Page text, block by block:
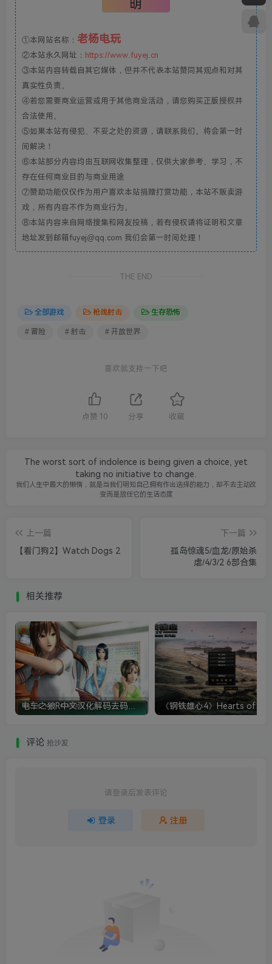
明
①本网站名称： 老杨电玩
②本站永久网址： https://www.fuyej.cn
③本站内容转载自其它媒体，但并不代表本站赞同其观点和对其
真实性负责。
④若您需要商业运营或用于其他商业活动，请您购买正版授权并
合法使用。
⑤如果本站有侵犯、不妥之处的资源，请联系我们。将会第一时
间解决！
⑥本站部分内容均由互联网收集整理，仅供大家参考、学习，不
存在任何商业目的与商业用途
⑦赞助功能仅仅作为用户喜欢本站捐赠打赏功能，本站不贩卖游
戏，所有内容不作为商业行为。
⑧本站内容来自网络搜集和网友投稿，若有侵权请将证明和文章
地址发到邮箱fuyej@qq.com 我们会第一时间处理！
THE END
全部游戏 枪战射击 生存恐怖
# 冒险 # 射击 # 开放世界
喜欢就支持一下吧
点赞 10 分享 收藏
The worst sort of indolence is being given a choice, yet
taking no initiative to change.
我们人生中最大的懒惰，就是当我们明知自己拥有作出选择的能力，却不去主动改
变而是放任它的生活态度
上一篇
【看门狗2】Watch Dogs 2
下一篇
孤岛惊魂5/血龙/原始杀
虐/4/3/2 6部合集
相关推荐
电车之狼R中文汉化解码去码硬盘完整破解版+MOD特典+全CG存档+攻略|修复卡顿
评论 抢沙发
请登录后发表评论
登录 注册